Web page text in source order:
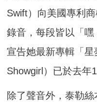
Swift）向美國專利
錄音，每段皆以「
宣告她最新專輯「
Showgirl）已於去年
除了聲音外，泰勒